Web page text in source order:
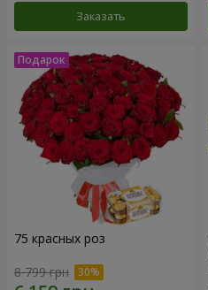
Заказать
75 красных роз
8 799 грн